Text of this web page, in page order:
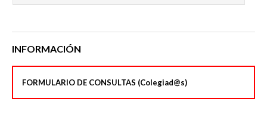
INFORMACIÓN
FORMULARIO DE CONSULTAS (Colegiad@s)